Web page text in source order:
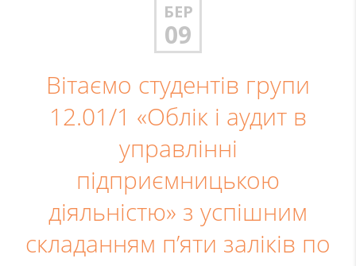
БЕР
09
Вітаємо студентів групи
12.01/1 «Облік і аудит в
управлінні
підприємницькою
діяльністю» з успішним
складанням п’яти заліків по